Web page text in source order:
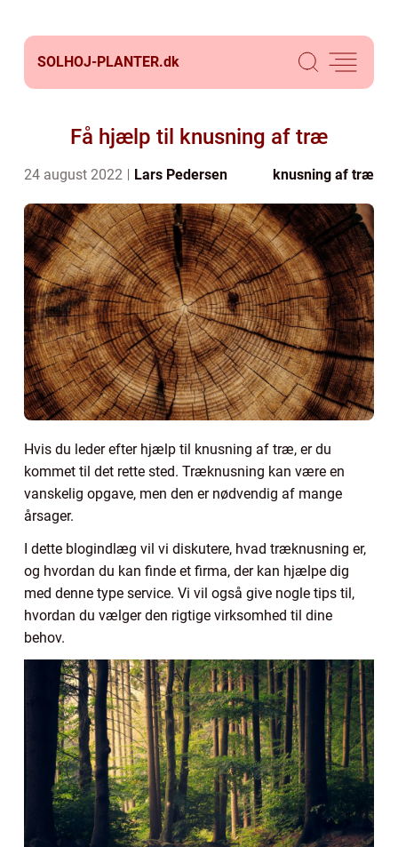
SOLHOJ-PLANTER.dk
Få hjælp til knusning af træ
24 august 2022 Lars Pedersen knusning af træ
Hvis du leder efter hjælp til knusning af træ, er du
kommet til det rette sted. Træknusning kan være en
vanskelig opgave, men den er nødvendig af mange
årsager.
I dette blogindlæg vil vi diskutere, hvad træknusning er,
og hvordan du kan finde et firma, der kan hjælpe dig
med denne type service. Vi vil også give nogle tips til,
hvordan du vælger den rigtige virksomhed til dine
behov.